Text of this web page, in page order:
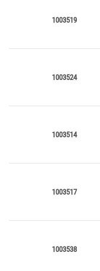
1003519
1003524
1003514
1003517
1003538